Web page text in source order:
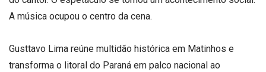
A música ocupou o centro da cena.
Gusttavo Lima reúne multidão histórica em Matinhos e
transforma o litoral do Paraná em palco nacional ao